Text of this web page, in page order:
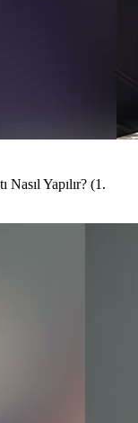
Yapılır? (1.